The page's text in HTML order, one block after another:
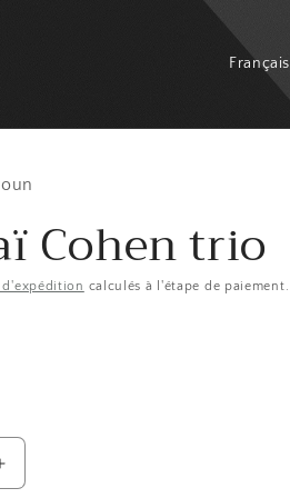
L
n
e
Français
Cohen trio
d'expédition calculés à l'étape de paiement.
Augmenter